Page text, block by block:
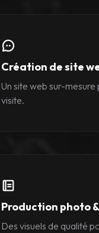
Création de site
Un site web sur-
visite.
Production photo
Des visuels de qualité